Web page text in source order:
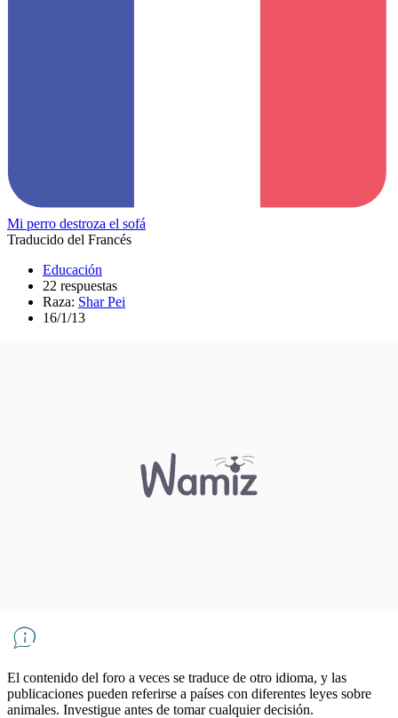
Mi perro destroza el sofá
Traducido del Francés
Educación
22 respuestas
Raza: Shar Pei
16/1/13
El contenido del foro a veces se traduce de otro idioma, y ​​las
publicaciones pueden referirse a países con diferentes leyes sobre
animales. Investigue antes de tomar cualquier decisión.